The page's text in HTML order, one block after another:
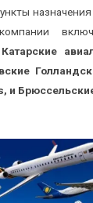
и